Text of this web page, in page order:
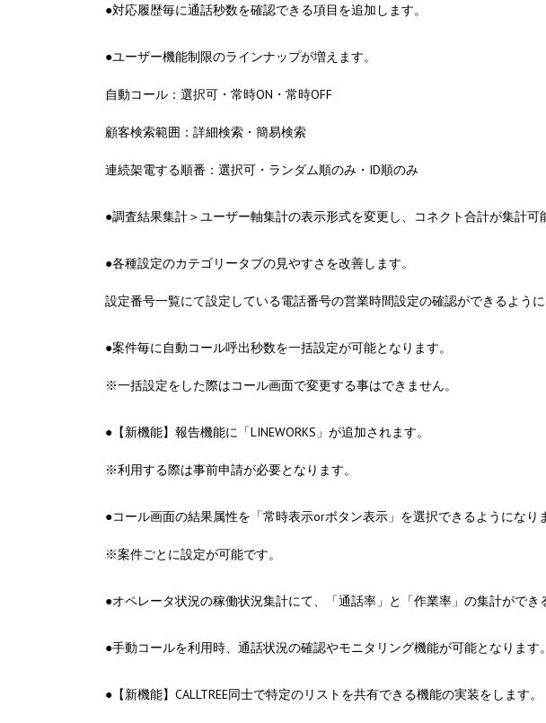
●対応履歴毎に通話秒数を確認できる項目を追加します。
●ユーザー機能制限のラインナップが増えます。
自動コール：選択可・常時ON・常時OFF
顧客検索範囲：詳細検索・簡易検索
連続架電する順番：選択可・ランダム順のみ・ID順のみ
●調査結果集計＞ユーザー軸集計の表示形式を変更し、コネクト合計が集計可
●各種設定のカテゴリータブの見やすさを改善します。
設定番号一覧にて設定している電話番号の営業時間設定の確認ができるように
●案件毎に自動コール呼出秒数を一括設定が可能となります。
※一括設定をした際はコール画面で変更する事はできません。
●【新機能】報告機能に「LINEWORKS」が追加されます。
※利用する際は事前申請が必要となります。
●コール画面の結果属性を「常時表示orボタン表示」を選択できるようになり
※案件ごとに設定が可能です。
●オペレータ状況の稼働状況集計にて、「通話率」と「作業率」の集計ができ
●手動コールを利用時、通話状況の確認やモニタリング機能が可能となります。
●【新機能】CALLTREE同士で特定のリストを共有できる機能の実装をします。